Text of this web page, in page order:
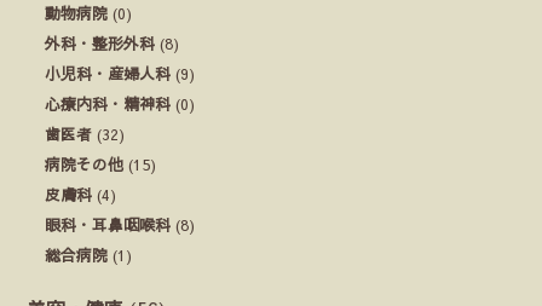
動物病院 (0)
外科・整形外科 (8)
小児科・産婦人科 (9)
心療内科・精神科 (0)
歯医者 (32)
病院その他 (15)
皮膚科 (4)
眼科・耳鼻咽喉科 (8)
総合病院 (1)